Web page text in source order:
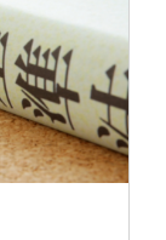
リット、注
。 アパ
運用が適し
ることが重